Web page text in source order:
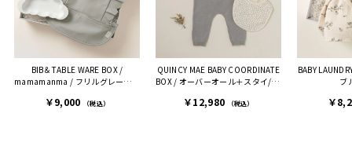
また、こちら不注意でメー
ルアドレスを誤って入力し
登録してログインできなく
困った際にも、迅速に回答
連絡があり大変助かりまし
BIB＆TABLE WARE BOX /
mamamanma / フリルグレー［デ
￥9,000 （税込）
QUINCY MAE BABY COORDINATE
BOX / オーバーオール＋スタイ/ ラ
￥12,980 （税込）
BABY
ブ
￥